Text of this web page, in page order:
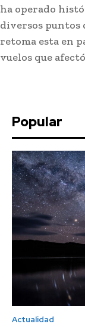
ha operado
diversos puntos
retoma esta en
vuelos que
Popular
Actualidad